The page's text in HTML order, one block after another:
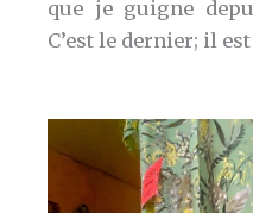
que je guigne
C’est le dernier; il